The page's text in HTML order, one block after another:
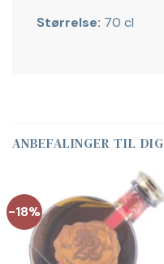
Størrelse: 70 cl
ANBEFALINGER TIL DIG
-18%